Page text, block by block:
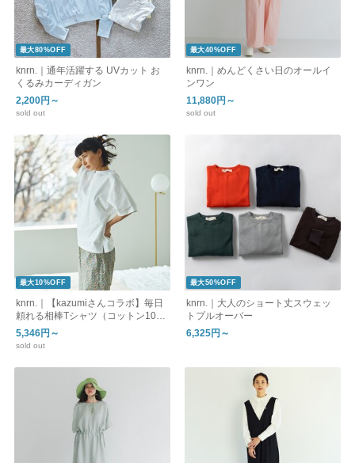
最大80%OFF
knrn.｜通年活躍する UVカット お
くるみカーディガン
2,200円～
sold out
最大40%OFF
knrn.｜めんどくさい日のオールイ
ンワン
11,880円～
sold out
最大10%OFF
knrn.｜【kazumiさんコラボ】毎日
頼れる相棒Tシャツ（コットン10
0％）
5,346円～
sold out
最大50%OFF
knrn.｜大人のショート丈スウェッ
トプルオーバー
6,325円～